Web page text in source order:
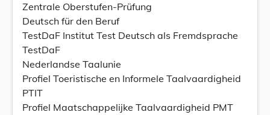
Zentrale Oberstufen-Prüfung
Deutsch für den Beruf
TestDaF Institut Test Deutsch als Fremdsprache
TestDaF
Nederlandse Taalunie
Profiel Toeristische en Informele Taalvaardigheid
PTIT
Profiel Maatschappelijke Taalvaardigheid PMT